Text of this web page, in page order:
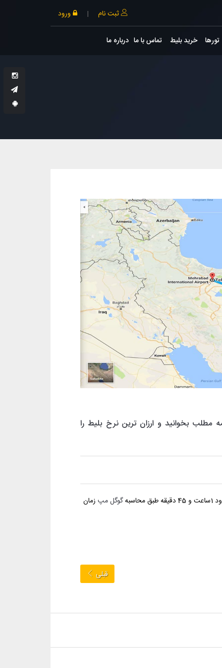
ثبت نام | ورود
تورها خرید بلیط تماس با ما درباره ما
مطلب بخوانید و ارزان ترین نرخ بلیط را
گوگل مپ زمان
قبلی